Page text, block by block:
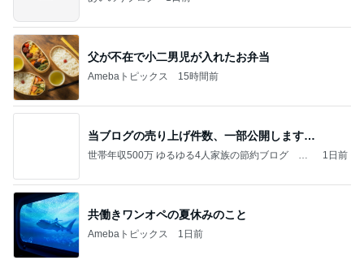
父が不在で小二男児が入れたお弁当
Amebaトピックス 15時間前
当ブログの売り上げ件数、一部公開します…
世帯年収500万 ゆるゆる4人家族の節約ブログ 〜
1日前
共働きワンオペの夏休みのこと
Amebaトピックス 1日前